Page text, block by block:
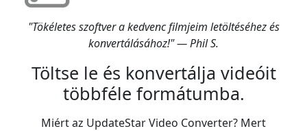
"Tökéletes szoftver a kedvenc filmjeim letöltéséhez és
konvertálásához!" — Phil S.
Töltse le és konvertálja videóit
többféle formátumba.
Miért az UpdateStar Video Converter? Mert